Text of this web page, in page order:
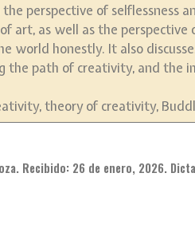
perspective of selflessness
art, as well as the
world honestly. It also
the path of creativity, and the
theory of creativity,
Recibido: 26 de enero, 2026.